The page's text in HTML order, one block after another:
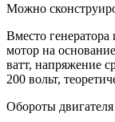
Можно
Вместо
мотор на
ватт, напряжение
200 вольт,
Обороты